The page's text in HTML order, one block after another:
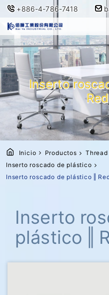
+886-4-786-7418
Inserto
Inicio Productos
Inserto roscado de plástico
Inserto roscado de plástico ‖
Inserto
plástico ‖